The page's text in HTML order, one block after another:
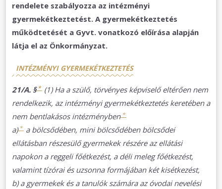
rendelete szabályozza az intézményi
gyermekétkeztetést. A gyermekétkeztetés
működtetését a Gyvt. vonatkozó előírása alapján
látja el az Önkormányzat.
INTÉZMÉNYI GYERMEKÉTKEZTETÉS
21/A. §* (1) Ha a szülő, törvényes képviselő eltérően nem
rendelkezik, az intézményi gyermekétkeztetés keretében a
nem bentlakásos intézményben*
a)* a bölcsődében, mini bölcsődében bölcsődei
ellátásban részesülő gyermekek részére az ellátási
napokon a reggeli főétkezést, a déli meleg főétkezést,
valamint tízórai és uzsonna formájában két kisétkezést,
b) a gyermekek és a tanulók számára az óvodai nevelési